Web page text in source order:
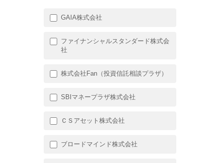
GAIA株式会社
ファイナンシャルスタンダード株式会
社
株式会社Fan（投資信託相談プラザ）
SBIマネープラザ株式会社
ＣＳアセット株式会社
ブロードマインド株式会社